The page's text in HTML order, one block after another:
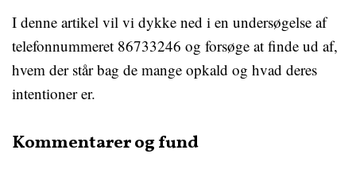
I denne artikel vil vi dykke ned i en undersøgelse af
telefonnummeret 86733246 og forsøge at finde ud af,
hvem der står bag de mange opkald og hvad deres
intentioner er.
Kommentarer og fund